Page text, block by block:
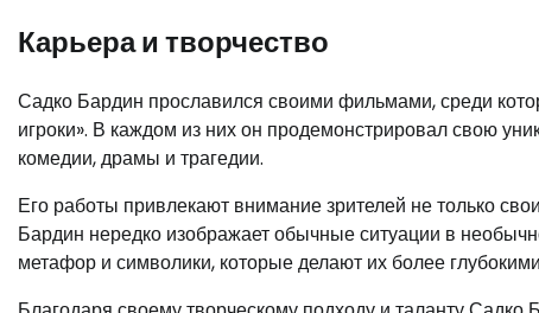
Карьера и творчество
Садко Бардин прославился своими фильмами, среди
игроки». В каждом из них он продемонстрировал свою
комедии, драмы и трагедии.
Его работы привлекают внимание зрителей не только
Бардин нередко изображает обычные ситуации в
метафор и символики, которые делают их более